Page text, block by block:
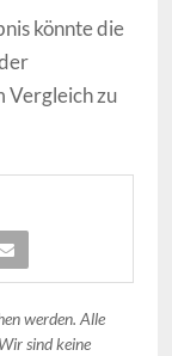
könnte die
Vergleich zu
werden. Alle
sind keine